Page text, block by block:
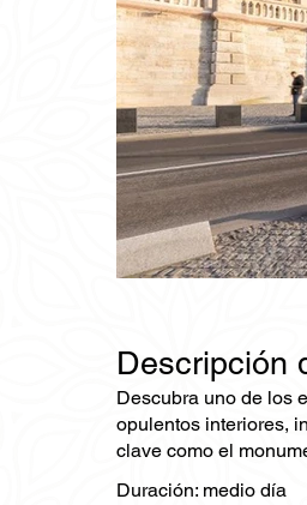
Descripción
Descubra uno de los
opulentos interiores,
clave como el
Duración: medio día